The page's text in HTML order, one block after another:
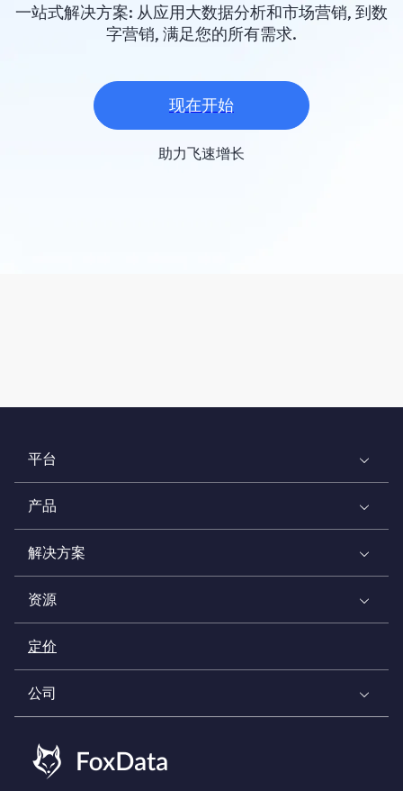
一站式解决方案: 从应用大数据分析和市场营销, 到数
字营销, 满足您的所有需求.
现在开始
助力飞速增长
平台
产品
解决方案
资源
定价
公司